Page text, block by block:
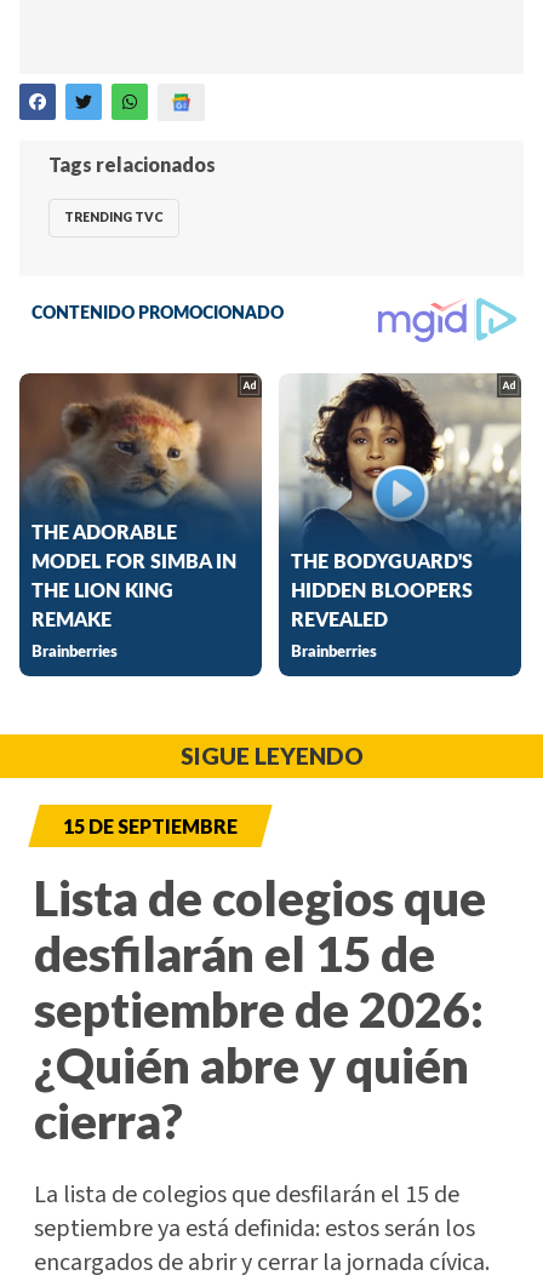
Tags relacionados
TRENDING TVC
SIGUE LEYENDO
15 DE SEPTIEMBRE
Lista de colegios que
desfilarán el 15 de
septiembre de 2026:
¿Quién abre y quién
cierra?
La lista de colegios que desfilarán el 15 de
septiembre ya está definida: estos serán los
encargados de abrir y cerrar la jornada cívica.